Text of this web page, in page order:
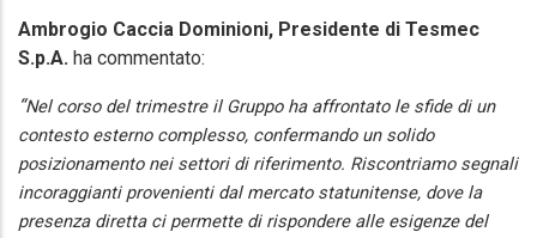
Ambrogio Caccia Dominioni, Presidente di Tesmec
S.p.A. ha commentato:
“Nel corso del trimestre il Gruppo ha affrontato le sfide di un
contesto esterno complesso, confermando un solido
posizionamento nei settori di riferimento. Riscontriamo segnali
incoraggianti provenienti dal mercato statunitense, dove la
presenza diretta ci permette di rispondere alle esigenze del